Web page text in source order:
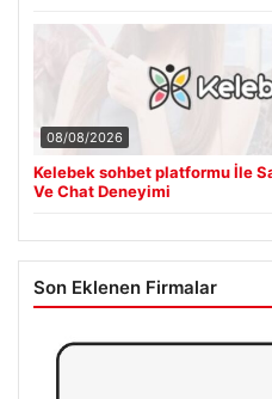
08/08/2026
Kelebek sohbet platformu İle
Ve Chat Deneyimi
Son Eklenen Firmalar